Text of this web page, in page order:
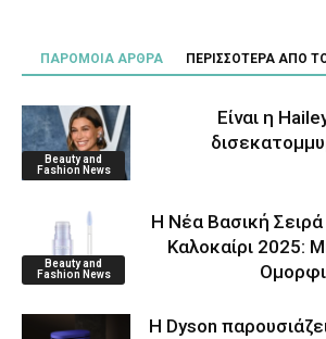
ΠΑΡΟΜΟΙΑ ΑΡΘΡΑ ΠΕΡΙΣΣΟΤΕΡΑ ΑΠΟ
Beauty and
Fashion News
Είναι η
Beauty and
Fashion News
Η Νέα Βασική
Καλοκαίρι 2025:
Η Dyson